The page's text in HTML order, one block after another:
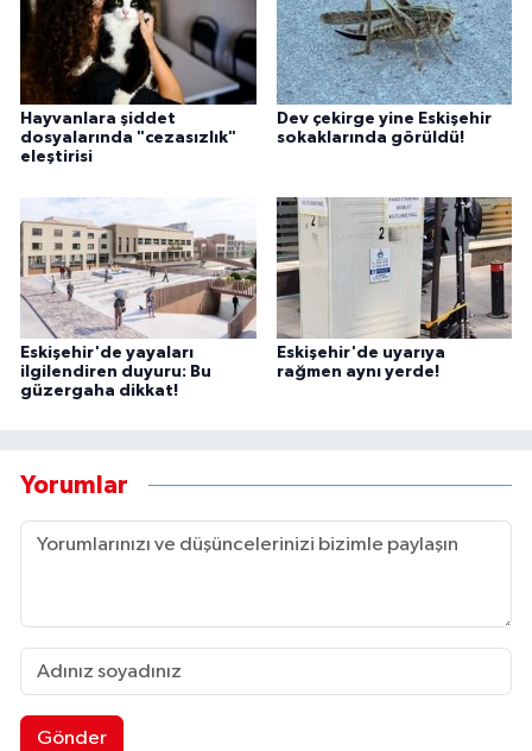
Hayvanlara şiddet
dosyalarında "cezasızlık"
eleştirisi
Dev çekirge yine Eskişehir
sokaklarında görüldü!
Eskişehir'de yayaları
ilgilendiren duyuru: Bu
güzergaha dikkat!
Eskişehir'de uyarıya
rağmen aynı yerde!
Yorumlar
Gönder